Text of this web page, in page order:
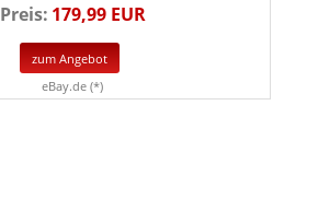
Preis: 179,99 EUR
zum Angebot
eBay.de (*)